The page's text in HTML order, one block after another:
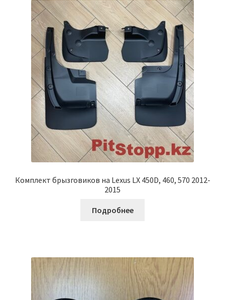
Комплект брызговиков на Lexus LX 450D, 460, 570 2012-
2015
Подробнее